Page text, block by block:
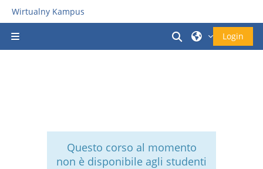
Vai al contenuto principale
Wirtualny Kampus
Attiva/disattiva
Login
Questo corso al momento
non è disponibile agli studenti